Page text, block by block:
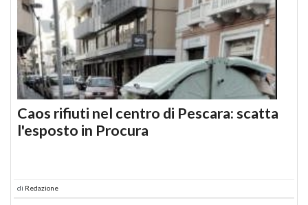
Caos rifiuti nel centro di Pescara: scatta
l'esposto in Procura
di Redazione